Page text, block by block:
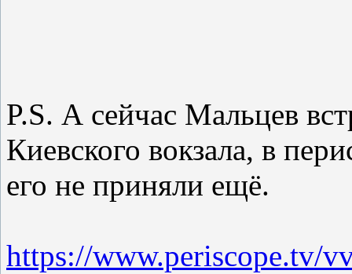
P.S. А сейчас Мальцев
Киевского вокзала, в
его не приняли ещё.
https://www.periscope.tv/